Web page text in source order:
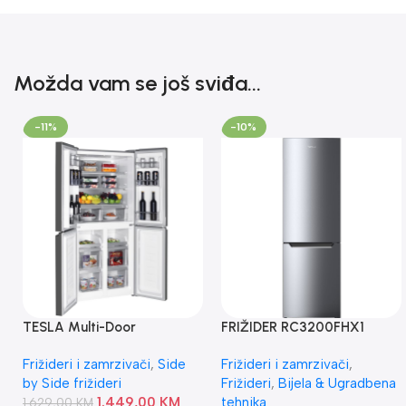
Možda vam se još sviđa...
-11%
TESLA Multi-Door
Frižideri i zamrzivači, Side
by Side frižideri
1.629,00KM
-10%
FRIŽIDER RC3200FHX1
Frižideri i zamrzivači,
Frižideri, Bijela & Ugradbena